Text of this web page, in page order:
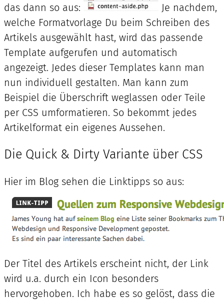
das dann so aus:
Je nachdem,
welche Formatvorlage Du beim Schreiben des
Artikels ausgewählt hast, wird das passende
Template aufgerufen und automatisch
angezeigt. Jedes dieser Templates kann man
nun individuell gestalten. Man kann zum
Beispiel die Überschrift weglassen oder Teile
per CSS umformatieren. So bekommt jedes
Artikelformat ein eigenes Aussehen.
Die Quick & Dirty Variante über CSS
Hier im Blog sehen die Linktipps so aus:
Der Titel des Artikels erscheint nicht, der Link
wird u.a. durch ein Icon besonders
hervorgehoben. Ich habe es so gelöst, dass die